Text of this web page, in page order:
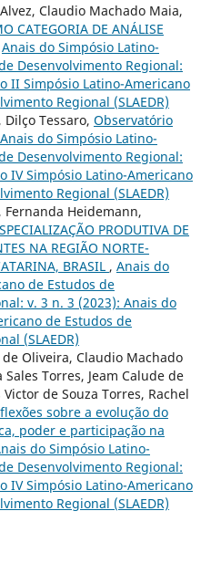
Claudio Machado Maia,
CATEGORIA DE ANÁLISE
Anais do Simpósio Latino-
Desenvolvimento Regional:
II Simpósio Latino-Americano
Regional (SLAEDR)
Tessaro, Observatório
Anais do Simpósio Latino-
Desenvolvimento Regional:
IV Simpósio Latino-Americano
Regional (SLAEDR)
Heidemann,
PRODUTIVA DE
NA REGIÃO NORTE-
BRASIL , Anais do
de Estudos de
v. 3 n. 3 (2023): Anais do
de Estudos de
(SLAEDR)
Oliveira, Claudio Machado
Torres, Jeam Calude de
de Souza Torres, Rachel
sobre a evolução do
poder e participação na
do Simpósio Latino-
Desenvolvimento Regional:
IV Simpósio Latino-Americano
Regional (SLAEDR)